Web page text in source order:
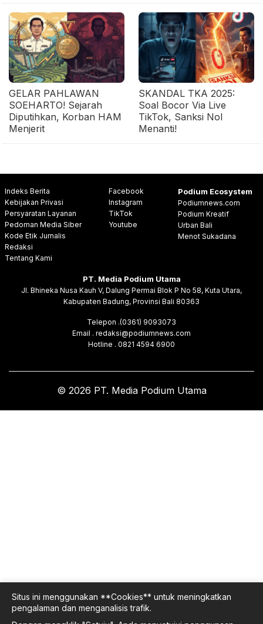
GELAR PAHLAWAN
SOEHARTO! Sejarah
Diputihkan, Korban HAM
Menjerit
SKANDAL TKA 2025:
Soal Bocor Via Live
TikTok, Sanksi Nol
Menanti!
Indeks Berita
Kebijakan Privasi
Persyaratan Layanan
Pedoman Media Siber
Kode Etik Jurnalis
Redaksi
Tentang Kami
Facebook
Instagram
TikTok
Youtube
Podium Ecosystem
Podiumnews.com
Podium Kreatif
Urban Bali
Menot Sukadana
PT. Media Podium Utama
Jl. Bhineka Nusa Kauh V, Dalung Permai Blok P No 58, Kuta Utara,
Kabupaten Badung, Provinsi Bali 80363
Telepon .(0361) 9093073
Email . redaksi@podiumnews.com
Hotline . 0821 4594 6900
© 2026 PT. Media Podium Utama
Situs ini menggunakan **Cookies** untuk meningkatkan
pengalaman dan menganalisis trafik.